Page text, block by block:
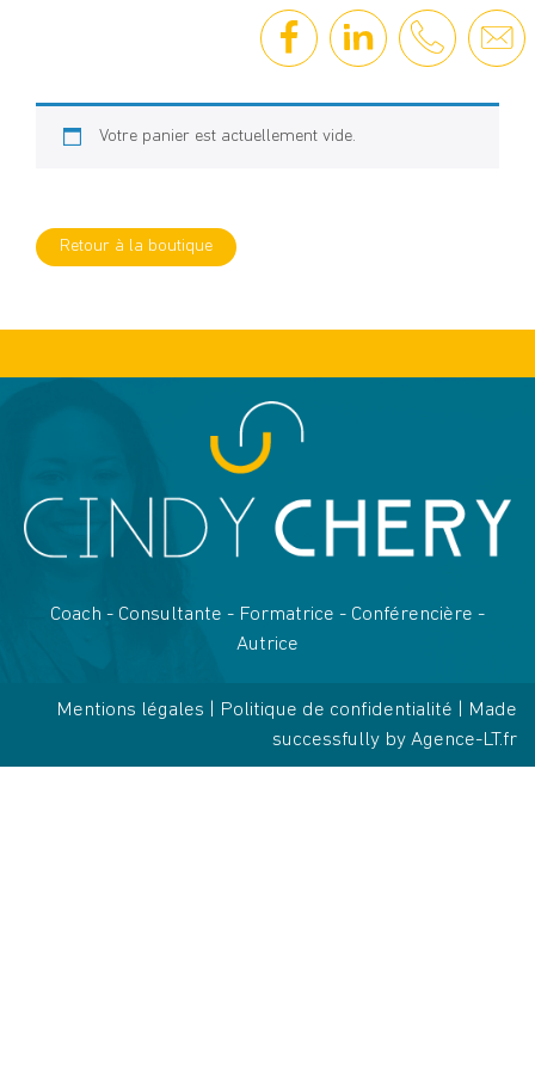
Panier
Votre panier est actuellement vide.
Retour à la boutique
Coach - Consultante - Formatrice - Conférencière -
Autrice
Mentions légales Politique de confidentialité | Made
successfully by Agence-LT.fr